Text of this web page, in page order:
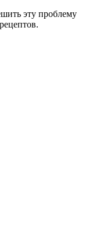
эту проблему